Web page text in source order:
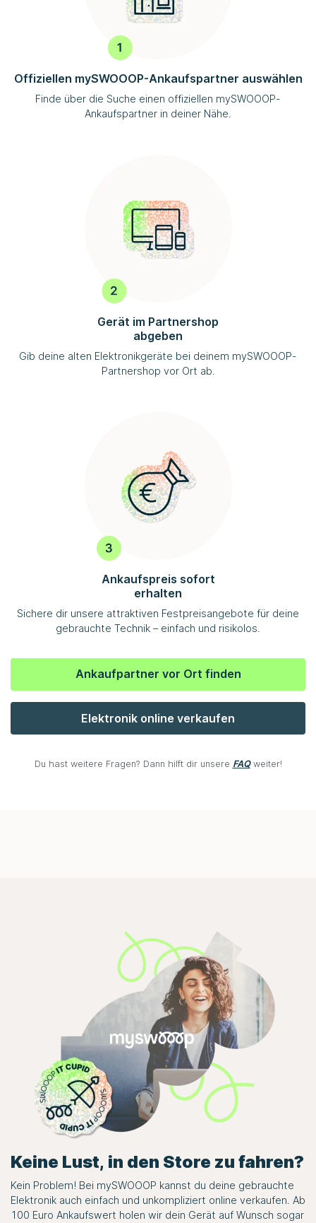
Offiziellen mySWOOOP-Ankaufspartner auswählen
Finde über die Suche einen offiziellen mySWOOOP-
Ankaufspartner in deiner Nähe.
Gerät im Partnershop
abgeben
Gib deine alten Elektronikgeräte bei deinem mySWOOOP-
Partnershop vor Ort ab.
Ankaufspreis sofort
erhalten
Sichere dir unsere attraktiven Festpreisangebote für deine
gebrauchte Technik – einfach und risikolos.
Ankaufpartner vor Ort finden
Elektronik online verkaufen
Du hast weitere Fragen? Dann hilft dir unsere FAQweiter!
Keine Lust, in den Store zu fahren?
Kein Problem! Bei mySWOOOP kannst du deine gebrauchte
Elektronik auch einfach und unkompliziert online verkaufen. Ab
100 Euro Ankaufswert holen wir dein Gerät auf Wunsch sogar